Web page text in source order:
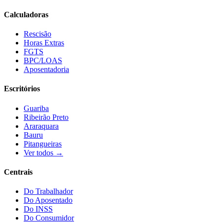
Calculadoras
Rescisão
Horas Extras
FGTS
BPC/LOAS
Aposentadoria
Escritórios
Guariba
Ribeirão Preto
Araraquara
Bauru
Pitangueiras
Ver todos →
Centrais
Do Trabalhador
Do Aposentado
Do INSS
Do Consumidor